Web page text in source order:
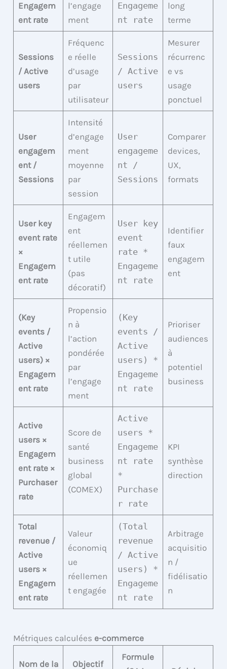
Engagem
ent rate
l’engage
ment
Engageme
nt rate
long
terme
Sessions
/ Active
users
Fréquenc
e réelle
d’usage
par
utilisateur
Sessions
/ Active
users
Mesurer
récurrenc
e vs
usage
ponctuel
User
engagem
ent /
Sessions
Intensité
d’engage
ment
moyenne
par
session
User
engageme
nt /
Sessions
Comparer
devices,
UX,
formats
User key
event rate
×
Engagem
ent rate
Engagem
ent
réellemen
t utile
(pas
décoratif)
User key
event
rate *
Engageme
nt rate
Identifier
faux
engagem
ent
(Key
events /
Active
users) ×
Engagem
ent rate
Propensio
n à
l’action
pondérée
par
l’engage
ment
(Key
events /
Active
users) *
Engageme
nt rate
Prioriser
audiences
à
potentiel
business
Active
users ×
Engagem
ent rate ×
Purchaser
rate
Score de
santé
business
global
(COMEX)
Active
users *
Engageme
nt rate
*
Purchase
r rate
KPI
synthèse
direction
Total
revenue /
Active
users ×
Engagem
ent rate
Valeur
économiq
ue
réellemen
t engagée
(Total
revenue
/ Active
users) *
Engageme
nt rate
Arbitrage
acquisitio
n /
fidélisatio
n
Métriques calculées e-commerce
Nom de la Objectif
Formule